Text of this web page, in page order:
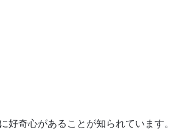
好奇心があることが知られています